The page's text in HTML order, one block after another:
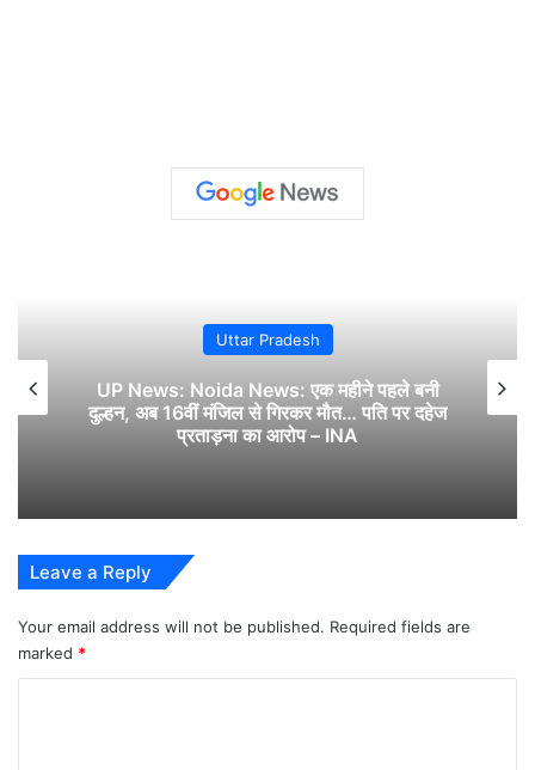
Uttar Pradesh
UP News: Noida News: एक महीने पहले बनी
दुल्हन, अब 16वीं मंजिल से गिरकर मौत… पति पर दहेज
प्रताड़ना का आरोप – INA
Leave a Reply
Your email address will not be published. Required fields are
marked *